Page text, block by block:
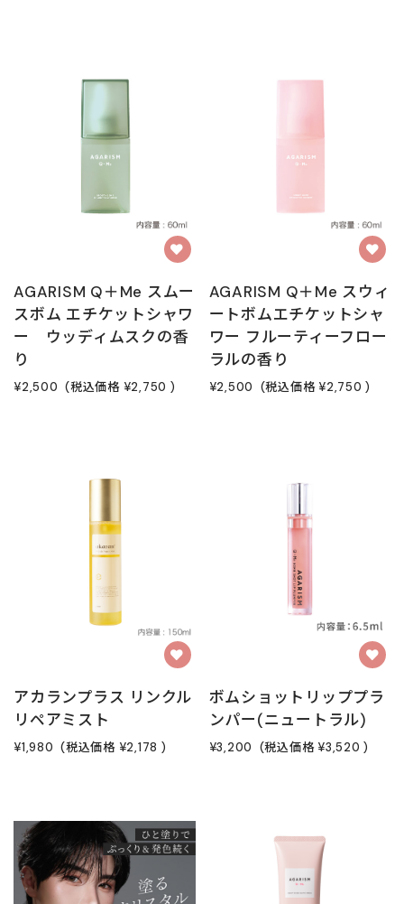
AGARISM Q＋Me スムー
スボム エチケットシャワ
ー ウッディムスクの香
り
¥2,500 (税込価格 ¥2,750 )
AGARISM Q＋Me スウィ
ートボムエチケットシャ
ワー フルーティーフロー
ラルの香り
¥2,500 (税込価格 ¥2,750 )
アカランプラス リンクル
リペアミスト
¥1,980 (税込価格 ¥2,178 )
ボムショットリッププラ
ンパー(ニュートラル)
¥3,200 (税込価格 ¥3,520 )